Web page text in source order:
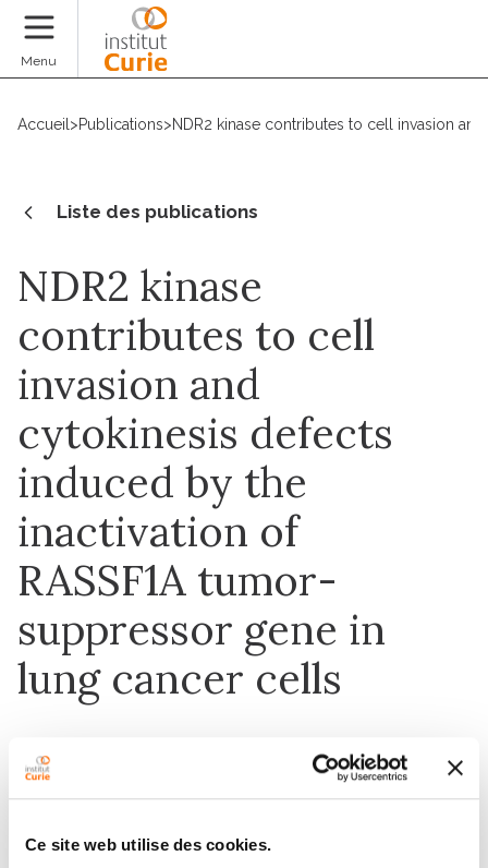
Ce site web utilise des cookies.
Menu
Accueil >Publications>NDR2 kinase contributes to cell invasion
Liste des publications
NDR2 kinase
contributes to cell
invasion and
cytokinesis defects
induced by the
inactivation of
RASSF1A tumor-
suppressor gene in
lung cancer cells
1 déc. 2019
Research